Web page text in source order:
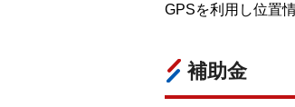
GPSを利用し位置
補助金